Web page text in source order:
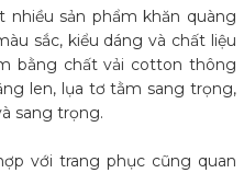
nhiều sản phẩm khăn quàng
sắc, kiểu dáng và chất liệu
bằng chất vải cotton thông
len, lụa tơ tằm sang trọng,
sang trọng.
với trang phục cũng quan